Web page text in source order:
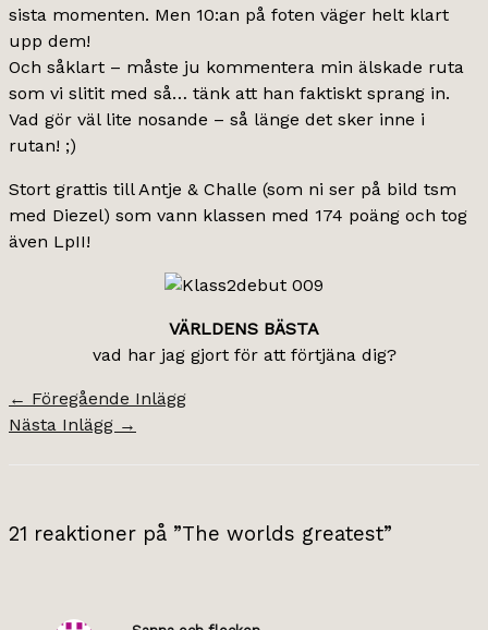
sista momenten. Men 10:an på foten väger helt klart
upp dem!
Och såklart – måste ju kommentera min älskade ruta
som vi slitit med så… tänk att han faktiskt sprang in.
Vad gör väl lite nosande – så länge det sker inne i
rutan! ;)
Stort grattis till Antje & Challe (som ni ser på bild tsm
med Diezel) som vann klassen med 174 poäng och tog
även LpII!
VÄRLDENS BÄSTA
vad har jag gjort för att förtjäna dig?
← Föregående Inlägg
Nästa Inlägg →
21 reaktioner på ”The worlds greatest”